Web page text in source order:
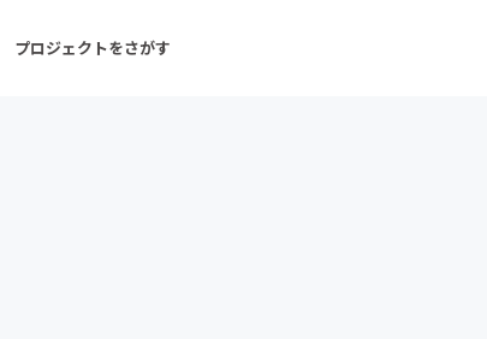
プロジェクトをさがす